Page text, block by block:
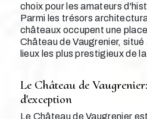
choix pour les amateurs
Parmi les trésors
châteaux occupent une
Château de Vaugrenier,
lieux les plus prestigieux de
Le Château de
d'exception
Le Château de Vaugrenier